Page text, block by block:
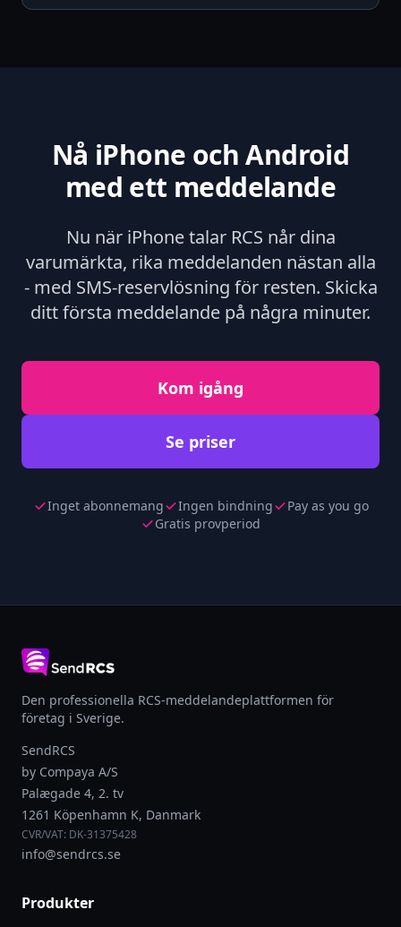
Nå iPhone och Android
med ett meddelande
Nu när iPhone talar RCS når dina
varumärkta, rika meddelanden nästan alla
- med SMS-reservlösning för resten. Skicka
ditt första meddelande på några minuter.
Kom igång
Se priser
Inget abonnemang Ingen bindning
Pay as you go
Gratis provperiod
Den professionella RCS-meddelandeplattformen för
företag i Sverige.
SendRCS
by Compaya A/S
Palægade 4, 2. tv
1261 Köpenhamn K, Danmark
CVR/VAT: DK-31375428
info@sendrcs.se
Produkter